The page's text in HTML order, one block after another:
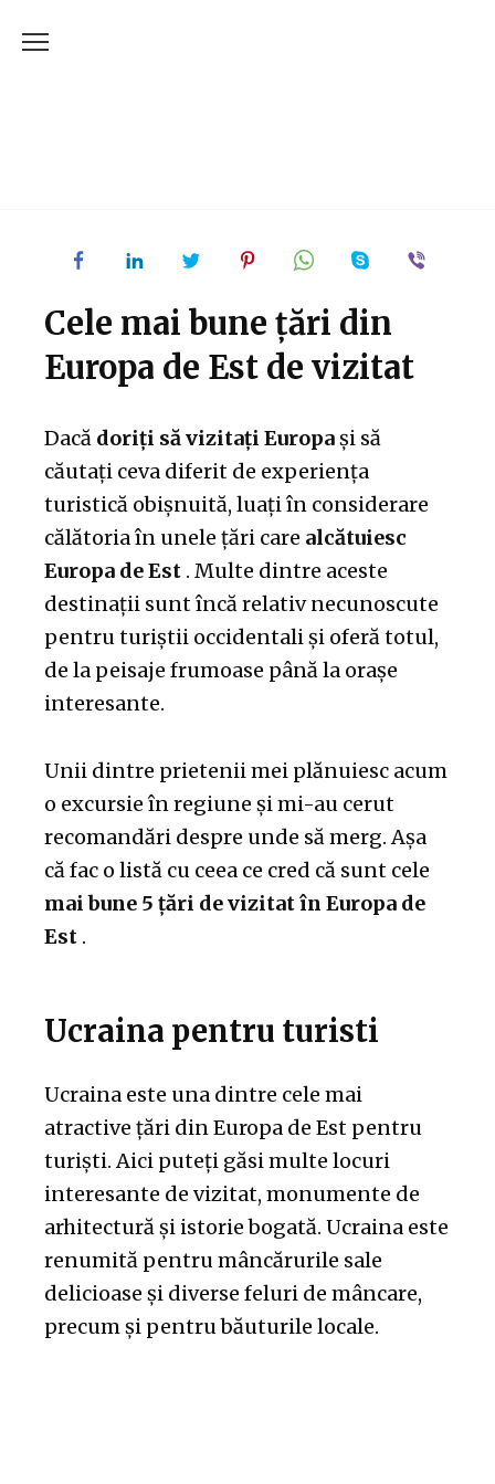
Cele mai bune țări din
Europa de Est de vizitat
Dacă doriți să vizitați Europași să
căutați ceva diferit de experiența
turistică obișnuită, luați în considerare
călătoria în unele țări care alcătuiesc
Europa de Est . Multe dintre aceste
destinații sunt încă relativ necunoscute
pentru turiștii occidentali și oferă totul,
de la peisaje frumoase până la orașe
interesante.
Unii dintre prietenii mei plănuiesc acum
o excursie în regiune și mi-au cerut
recomandări despre unde să merg. Așa
că fac o listă cu ceea ce cred că sunt cele
mai bune 5 țări de vizitat în Europa de
Est .
Ucraina pentru turisti
Ucraina este una dintre cele mai
atractive țări din Europa de Est pentru
turiști. Aici puteți găsi multe locuri
interesante de vizitat, monumente de
arhitectură și istorie bogată. Ucraina este
renumită pentru mâncărurile sale
delicioase și diverse feluri de mâncare,
precum și pentru băuturile locale.